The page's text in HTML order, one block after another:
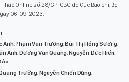
Online số 28/GP-CBC do Cục Báo chí, Bộ
06-09-2023.
Anh,Phạm Văn Trường,Bùi Thị Hồng Sương,
Anh,Dương Văn Quang,Nguyễn Đức Hiển,
Trưởng,Nguyễn Chiến Dũng,